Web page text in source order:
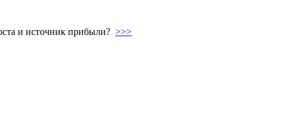
и источник прибыли? >>>